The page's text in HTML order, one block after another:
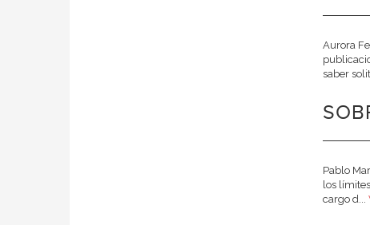
Aurora
saber
Pablo
los
cargo d...